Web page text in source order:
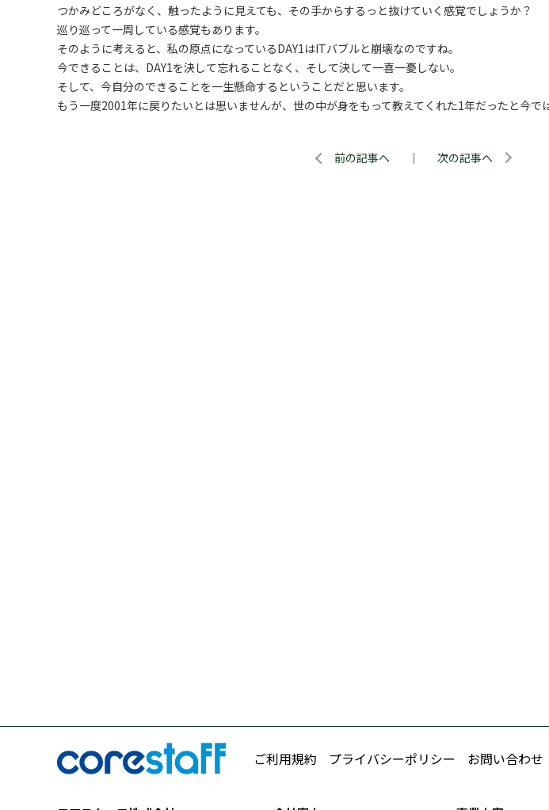
つかみどころがなく、触ったように見えても、その手からするっと抜けていく感覚でしょうか？
巡り巡って一周している感覚もあります。
そのように考えると、私の原点になっているDAY1はITバブルと崩壊なのですね。
今できることは、DAY1を決して忘れることなく、そして決して一喜一憂しない。
そして、今自分のできることを一生懸命するということだと思います。
もう一度2001年に戻りたいとは思いませんが、世の中が身をもって教えてくれた1年だったと今で
前の記事へ ｜ 次の記事へ
ご利用規約 プライバシーポリシー お問い合わせ